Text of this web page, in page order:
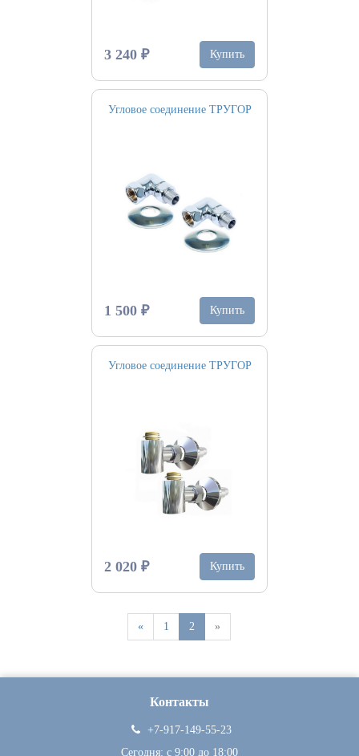
3 240 ₽ Купить
Угловое соединение ТРУГОР
1 500 ₽ Купить
Угловое соединение ТРУГОР
2 020 ₽ Купить
« 1 2 »
Контакты
+7-917-149-55-23
Сегодня: c 9:00 до 18:00